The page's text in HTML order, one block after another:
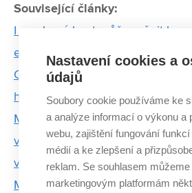
Související články:
I sprchový kout může měnit
energii
Chemici z VUT chtějí vyrobit
hořčíku
Mladá voda břehy mele –
vodařů otevřela diskuzi o
vodohospodářství
Můžeme zlepšit kvalitu života
Nastavení cookies a
údajů
Soubory cookie používáme ke
a analýze informací o výkonu a
webu, zajištění fungování
médií a ke zlepšení a
reklam. Se souhlasem
marketingovým platformám